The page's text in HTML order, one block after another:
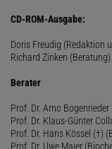
CD-ROM-Ausgabe:
Doris Freudig (Redaktion
Richard Zinken (Beratung)
Berater
Prof. Dr. Arno
Prof. Dr. Klaus-Günter
Prof. Dr. Hans Kössel (†)
Prof. Dr. Uwe Maier